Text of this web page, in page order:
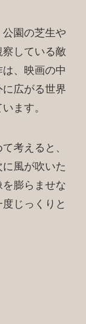
園の芝生や
している敵
、映画の中
広がる世界
ます。
考えると、
風が吹いた
膨らませな
じっくりと